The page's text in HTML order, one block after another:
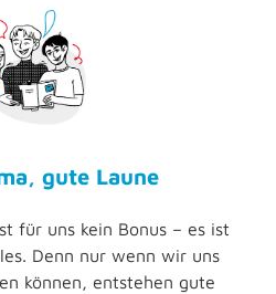
gute Laune
für uns kein Bonus – es ist
Denn nur wenn wir uns
können, entstehen gute